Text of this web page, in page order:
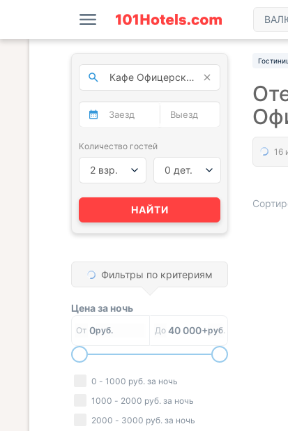
Количество гостей
2 взр. 0 дет.
НАЙТИ
Фильтры по критериям
Цена за ночь
От 0руб. До 40 000+руб.
0 - 1000 руб. за ночь
1000 - 2000 руб. за ночь
2000 - 3000 руб. за ночь